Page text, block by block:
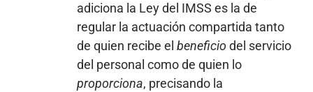
adiciona la Ley del IMSS es la de
regular la actuación compartida tanto
de quien recibe el beneficiodel servicio
del personal como de quien lo
proporciona, precisando la